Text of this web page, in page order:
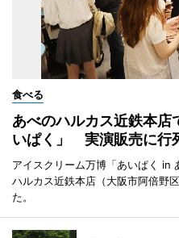
食べる
あべのハルカス近鉄本店
いぱく」 実演販売に行
アイスクリーム万博「あいぱく in
ハルカス近鉄本店（大阪市阿倍野
た。